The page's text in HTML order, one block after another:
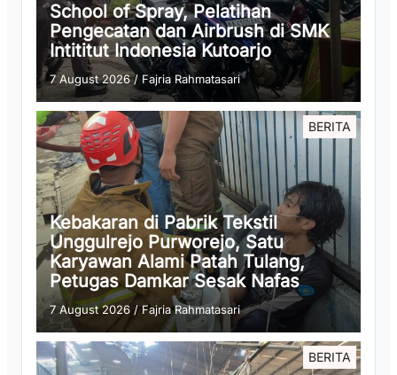
School of Spray, Pelatihan
Pengecatan dan Airbrush di SMK
Intititut Indonesia Kutoarjo
7 August 2026/ Fajria Rahmatasari
BERITA
Kebakaran di Pabrik Tekstil
Unggulrejo Purworejo, Satu
Karyawan Alami Patah Tulang,
Petugas Damkar Sesak Nafas
7 August 2026 /Fajria Rahmatasari
BERITA